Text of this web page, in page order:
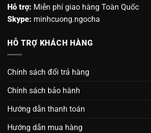
Hỗ trợ: Miễn phí giao hàng Toàn Quốc
Skype: minhcuong.ngocha
HỖ TRỢ KHÁCH HÀNG
Chính sách đổi trả hàng
Chính sách bảo hành
Hướng dẫn thanh toán
Hướng dẫn mua hàng